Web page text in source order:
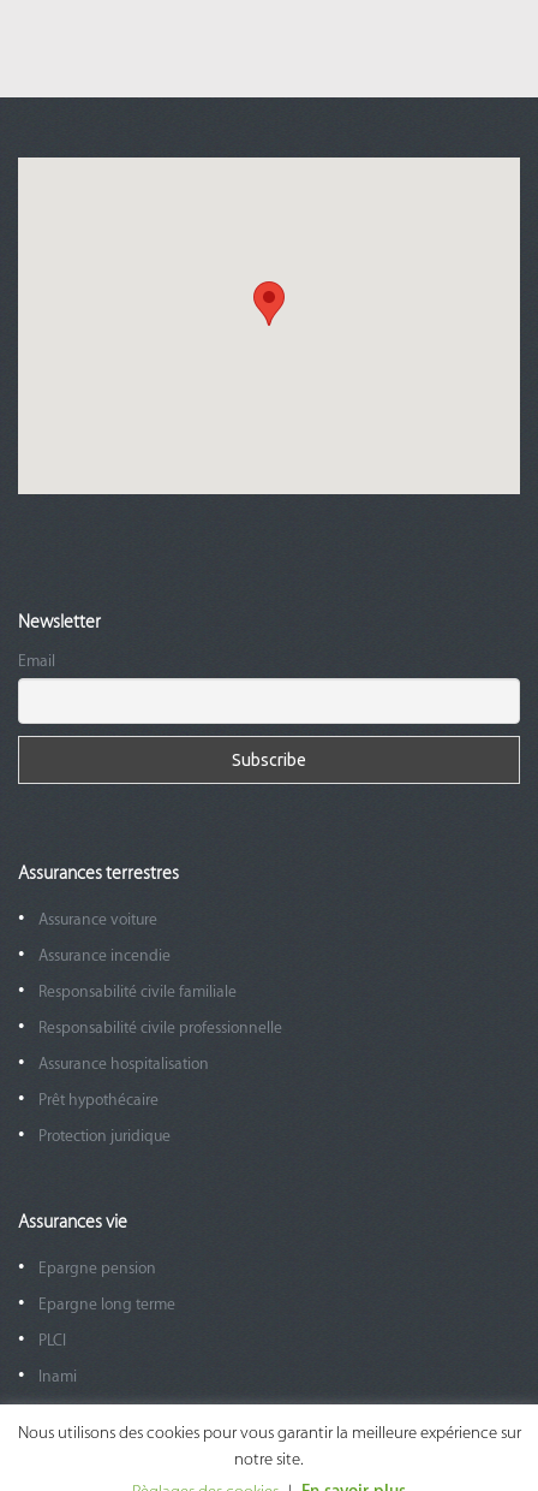
Newsletter
Email
Assurances terrestres
Assurance voiture
Assurance incendie
Responsabilité civile familiale
Responsabilité civile professionnelle
Assurance hospitalisation
Prêt hypothécaire
Protection juridique
Assurances vie
Epargne pension
Epargne long terme
PLCI
Inami
Assurance groupe Salariés
Nous utilisons des cookies pour vous garantir la meilleure expérience sur
notre site.